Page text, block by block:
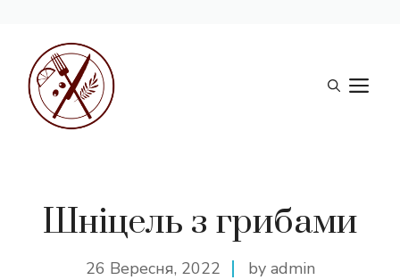
вмісту
Шніцель з грибами
26 Вересня, 2022 by admin